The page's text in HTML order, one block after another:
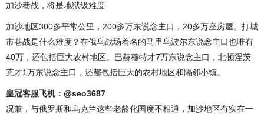
加沙巷战，将是地狱级难度
加沙地区300多平常公里，200多万东说念主口，20多万座房屋。打城
市巷战是什么难度？在俄乌战场着名的马里乌波尔东说念主口也唯有
40万，还包括巨大农村地区。巴赫穆特才7万东说念主口，北顿涅茨
克才1万东说念主口，还都包括巨大的农村地区和隔邻小镇。
皇冠客服飞机：@seo3687
况兼，与俄罗斯和乌克兰这些老龄化国度不相通，加沙地区有实在一